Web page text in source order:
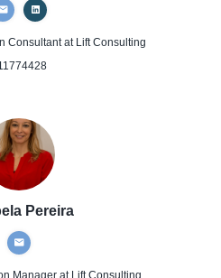
Consultantat Lift Consulting
Pereira
Managerat Lift Consulting